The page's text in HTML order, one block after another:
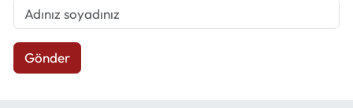
Gönder